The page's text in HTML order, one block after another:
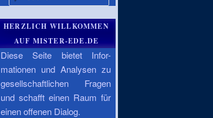
HERZLICH WILLKOMMEN
AUF MISTER-EDE.DE
Diese Seite bietet Infor-
mationen und Analysen zu
gesellschaftlichen Fragen
und schafft einen Raum für
einen offenen Dialog.